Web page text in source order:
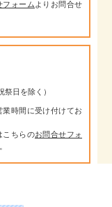
フォーム よりお問合せ
日を除く）
時間に受け付けてお
こちらのお問合せフォ